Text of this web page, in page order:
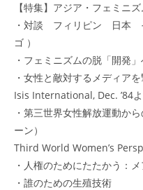
【特集】アジア・フェミニ
・対談 フィリピン 日本
ゴ ）
・フェミニズムの脱「開発
・女性と敵対するメディア
Isis International, Dec. ’84
・第三世界女性解放運動か
ーン）
Third World Women’s
・人権のためにたたかう：
・誰のための生殖技術